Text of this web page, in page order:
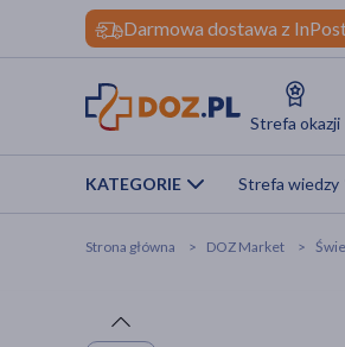
Darmowa dostawa z
Strefa okazji
KATEGORIE Strefa wiedzy
Strona główna DOZ Market